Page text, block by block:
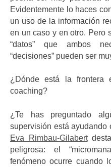
Evidentemente lo haces
un uso de la información
en un caso y en otro. Pero
“datos” que ambos
“decisiones” pueden ser
¿Dónde está la frontera
coaching?
¿Te has preguntado
supervisión está
Eva Rimbau-Gilabert
peligrosa: el
fenómeno ocurre cuando